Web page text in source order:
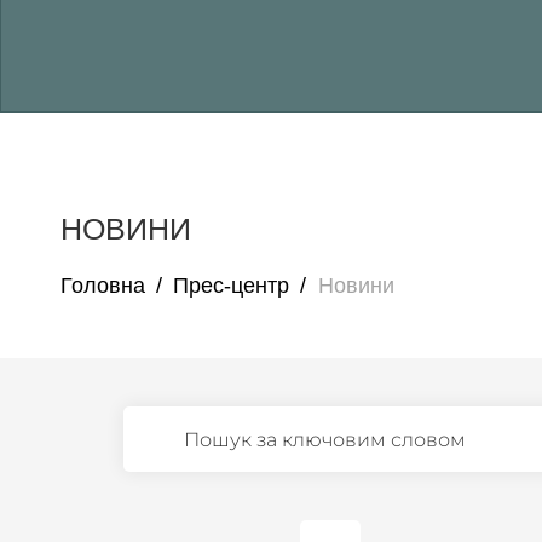
НОВИНИ
Головна / Прес-центр / Новини